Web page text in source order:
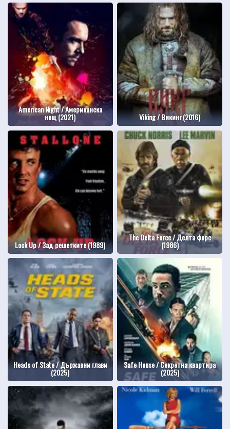
American Night / Американска
нощ (2021) Viking / Викинг (2016)
Lock Up / Зад решетките (1989)
The Delta Force / Делта форс
(1986)
Heads of State / Държавни глави
(2025)
Safe House / Секретна квартира
(2025)